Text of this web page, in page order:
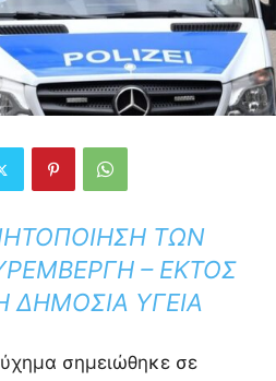
ΤΩΝ
– ΕΚΤΌΣ
ΔΗΜΌΣΙΑ ΥΓΕΊΑ
σημειώθηκε σε